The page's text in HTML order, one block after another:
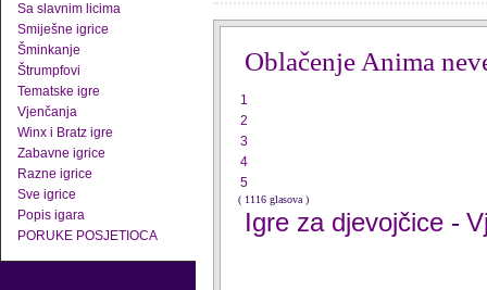
Sa slavnim licima
Smiješne igrice
Šminkanje
Štrumpfovi
Tematske igre
Vjenčanja
Winx i Bratz igre
Zabavne igrice
Razne igrice
Sve igrice
Popis igara
PORUKE POSJETIOCA
Oblačenje Anima
1
2
3
4
5
( 1116 glasova )
Igre za djevojčice -